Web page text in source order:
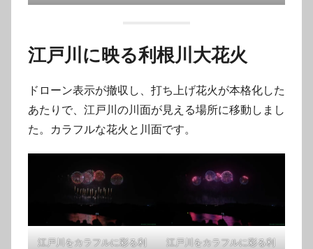
江戸川に映る利根川大花火
ドローン表示が撤収し、打ち上げ花火が本格化した
あたりで、江戸川の川面が見える場所に移動しまし
た。カラフルな花火と川面です。
江戸川をカラフルに彩る利
江戸川をカラフルに彩る利